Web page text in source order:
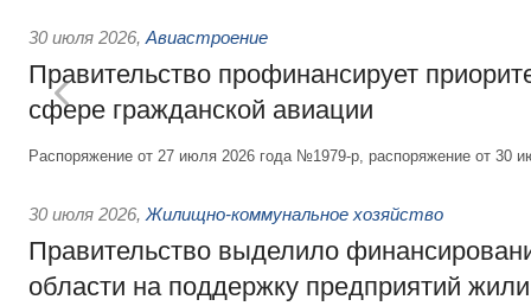
30 июля 2026, Авиастроение
Правительство профинансирует
сфере гражданской авиации
Распоряжение от 27 июля 2026 года №1979-р, распоряжение от 30
30 июля 2026, Жилищно-коммунальное хозяйство
Правительство выделило
области на поддержку предприятий